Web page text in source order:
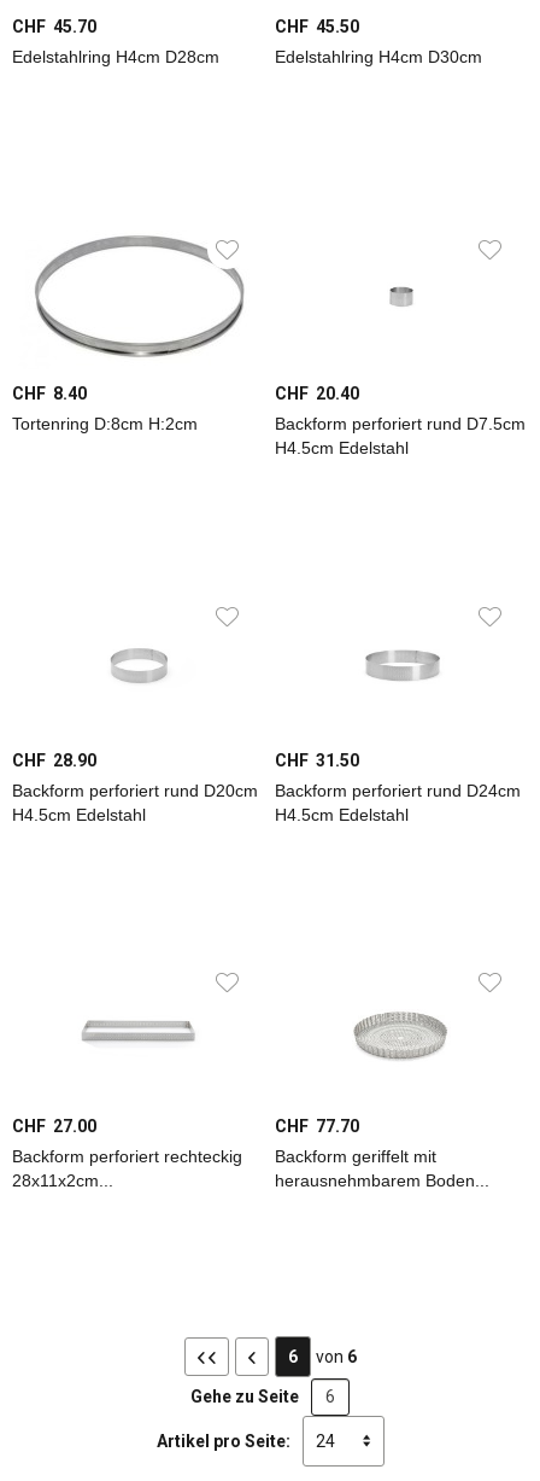
Wohnen
Betriebsunterhalt
Chemisch-
Technisch
CHF 45.70
Edelstahlring H4cm D28cm
CHF 45.50
Edelstahlring H4cm D30cm
CHF 8.40
Tortenring D:8cm H:2cm
CHF 20.40
Backform perforiert rund D7.5cm
H4.5cm Edelstahl
CHF 28.90
Backform perforiert rund D20cm
H4.5cm Edelstahl
CHF 31.50
Backform perforiert rund D24cm
H4.5cm Edelstahl
CHF 27.00
Backform perforiert rechteckig
28x11x2cm...
CHF 77.70
Backform geriffelt mit
herausnehmbarem Boden...
6 von 6
Gehe zu Seite
Artikel pro Seite: